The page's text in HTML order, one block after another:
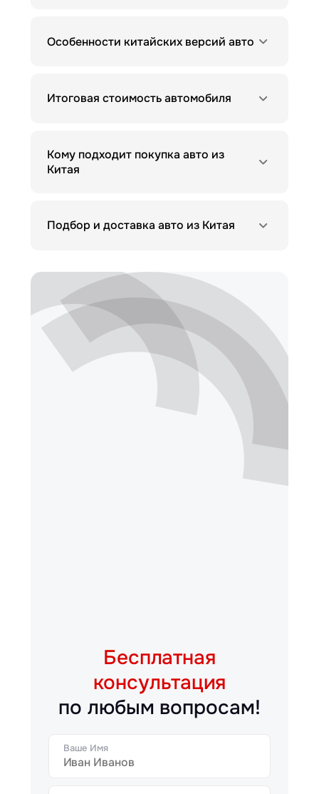
Особенности китайских версий авто
Итоговая стоимость автомобиля
Кому подходит покупка авто из
Китая
Подбор и доставка авто из Китая
Бесплатная
консультация
по любым вопросам!
Ваше Имя